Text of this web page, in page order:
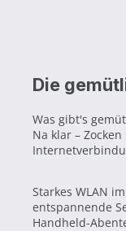
Die
Was gibt's
Na klar –
Starkes WLAN
entspannende
Handheld-